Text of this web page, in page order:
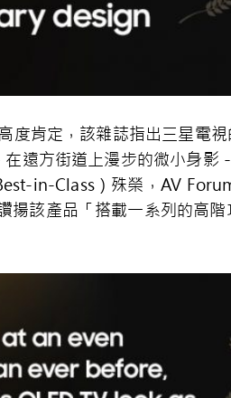
度肯定，該雜誌指出三星電
遠方街道上漫步的微小身影
in-Class ）殊榮， AV
揚該產品「搭載一系列的高